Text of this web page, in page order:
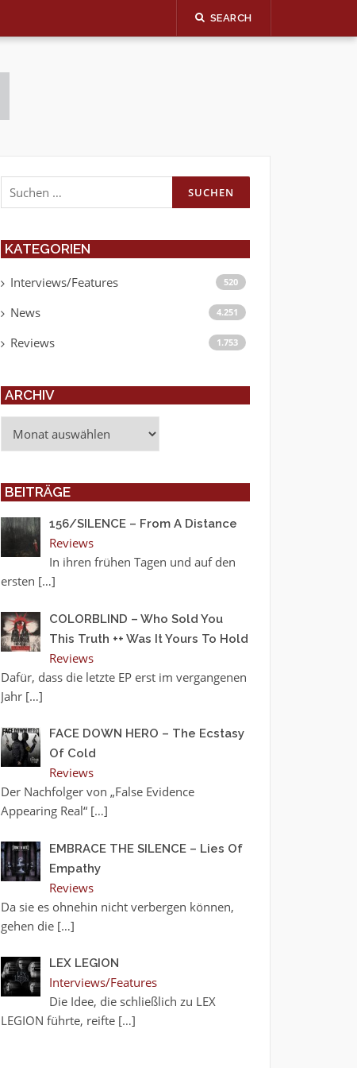
SEARCH
Suchen
nach:
KATEGORIEN
Interviews/Features 520
News 4.251
Reviews 1.753
ARCHIV
BEITRÄGE
156/SILENCE – From A Distance
Reviews
In ihren frühen Tagen und auf den
ersten […]
COLORBLIND – Who Sold You
This Truth ++ Was It Yours To Hold
Reviews
Dafür, dass die letzte EP erst im vergangenen
Jahr […]
FACE DOWN HERO – The Ecstasy
Of Cold
Reviews
Der Nachfolger von „False Evidence
Appearing Real“ […]
EMBRACE THE SILENCE – Lies Of
Empathy
Reviews
Da sie es ohnehin nicht verbergen können,
gehen die […]
LEX LEGION
Interviews/Features
Die Idee, die schließlich zu LEX
LEGION führte, reifte […]